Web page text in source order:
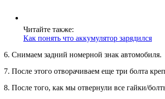
Читайте также:
Как понять что аккумулятор зарядился
6. Снимаем задний номерной знак автомобиля.
7. После этого отворачиваем еще три болта
8. После того, как мы отвернули все гайки/